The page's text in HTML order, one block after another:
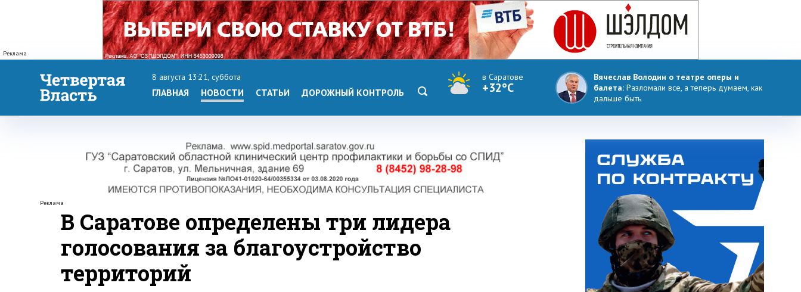
Реклама
8 августа 13:21, суббота
ГЛАВНАЯ НОВОСТИ СТАТЬИ ДОРОЖНЫЙ КОНТРОЛЬ
в Саратове
+32°C
Вячеслав Володин о театре оперы и
балета: Разломали все, а теперь думаем, как
дальше быть
Реклама
В Саратове определены три лидера
голосования за благоустройство
территорий